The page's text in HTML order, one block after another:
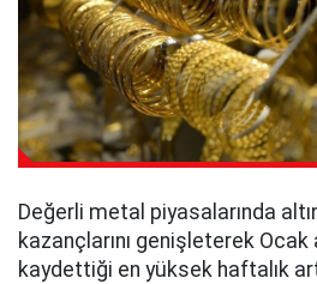
Değerli metal piyasalarında
kazançlarını genişleterek Ocak
kaydettiği en yüksek haftalık